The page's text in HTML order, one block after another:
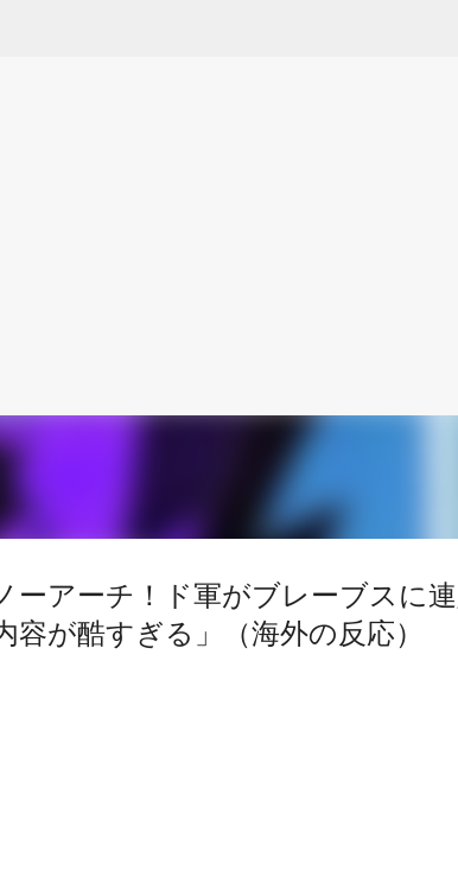
ーアーチ！ド軍がブレーブスに連
が酷すぎる」（海外の反応）